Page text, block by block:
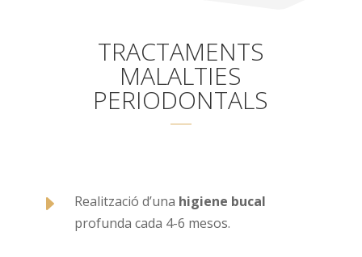
TRACTAMENTS
MALALTIES
PERIODONTALS
E Realització d’una higiene bucal
profunda cada 4-6 mesos.